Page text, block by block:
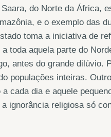
do Norte da África,
e o exemplo das
toma a iniciativa de
toda aquela parte do
antes do grande dilúvio.
populações inteiras.
cada dia e aquele
ignorância religiosa só